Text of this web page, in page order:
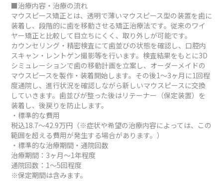
■治療内容・治療の流れ
マウスピース矯正とは、透明で薄いマウスピース型の装置を歯に
装着し、段階的に歯を移動させる矯正治療法です。従来のワイ
ヤー矯正と比較して目立ちにくく、取り外しが可能です。
カウンセリング・精密検査にて歯並びの状態を確認し、口腔内
スキャン・レントゲン撮影等を行います。検査結果をもとに3D
シミュレーションで歯の移動計画を立案し、オーダーメイドの
マウスピースを製作・装着開始します。その後1～3ヶ月に1回程
度通院し、進行状況を確認しながら新しいマウスピースに交換
していきます。歯並びが整った後はリテーナー（保定装置）を
装着し、後戻りを防止します。
・標準的な費用
税込18.7～42.9万円（※症状や希望の治療内容によっては、この
範囲を超える費用が発生する場合があります。）
・標準的な治療期間・通院回数
治療期間：3ヶ月～1年程度
通院回数：1～5回程度
※保定期間は含みます。